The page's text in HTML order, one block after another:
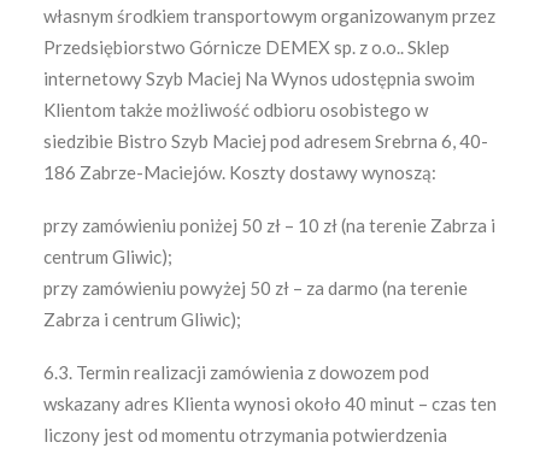
własnym środkiem transportowym organizowanym przez
Przedsiębiorstwo Górnicze DEMEX sp. z o.o.. Sklep
internetowy Szyb Maciej Na Wynos udostępnia swoim
Klientom także możliwość odbioru osobistego w
siedzibie Bistro Szyb Maciej pod adresem Srebrna 6, 40-
186 Zabrze-Maciejów. Koszty dostawy wynoszą:
przy zamówieniu poniżej 50 zł – 10 zł (na terenie Zabrza i
centrum Gliwic);
przy zamówieniu powyżej 50 zł – za darmo (na terenie
Zabrza i centrum Gliwic);
6.3. Termin realizacji zamówienia z dowozem pod
wskazany adres Klienta wynosi około 40 minut – czas ten
liczony jest od momentu otrzymania potwierdzenia